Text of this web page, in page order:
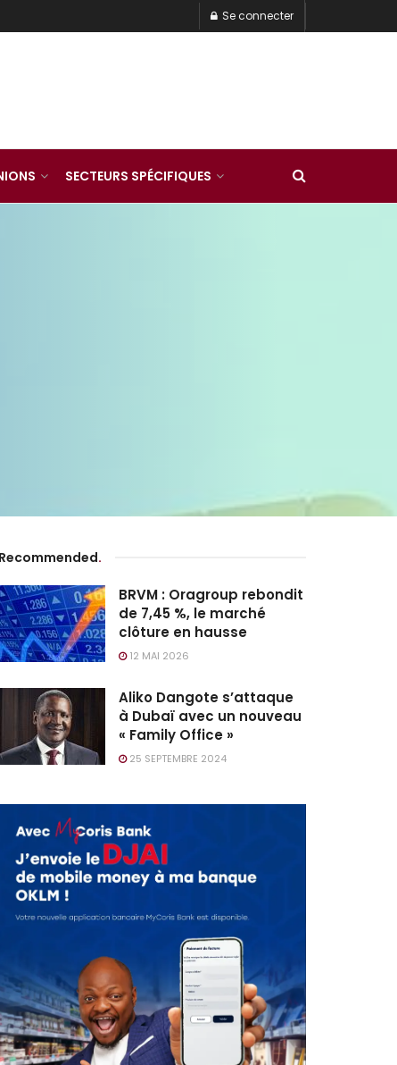
Se connecter
SECTEURS SPÉCIFIQUES
Recommended.
BRVM : Oragroup rebondit
de 7,45 %, le marché
clôture en hausse
12 MAI 2026
Aliko Dangote s’attaque
à Dubaï avec un nouveau
« Family Office »
25 SEPTEMBRE 2024